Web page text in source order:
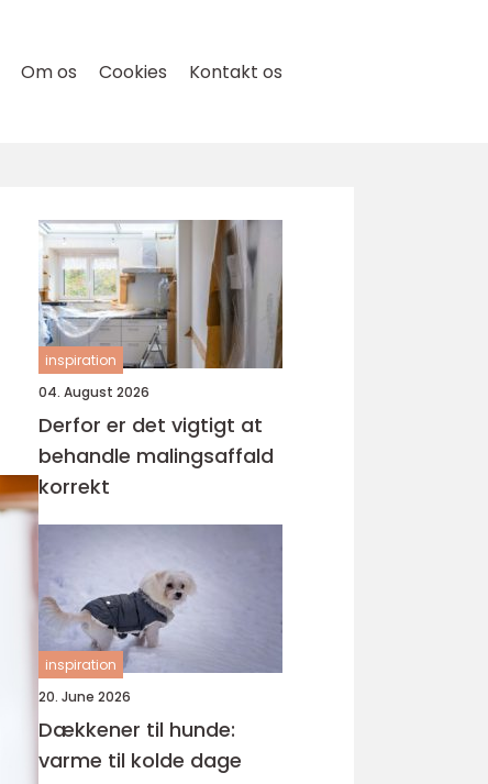
Om os Cookies Kontakt os
inspiration
04. August 2026
Derfor er det vigtigt at
behandle malingsaffald
korrekt
inspiration
20. June 2026
Dækkener til hunde:
varme til kolde dage